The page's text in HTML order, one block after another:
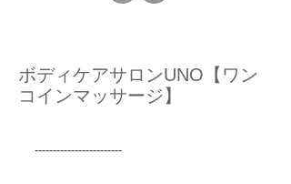
ボディケアサロンUNO【ワン
コインマッサージ】
------------------------